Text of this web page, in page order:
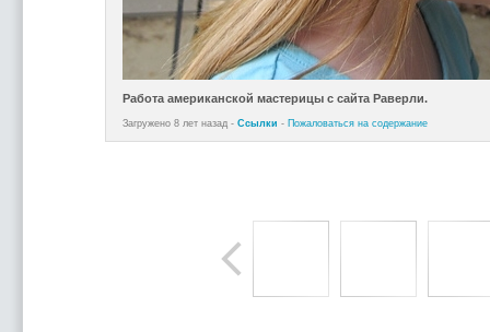
Работа американской мастерицы с сайта Раверли.
Загружено 8 лет назад - Ссылки - Пожаловаться на содержание